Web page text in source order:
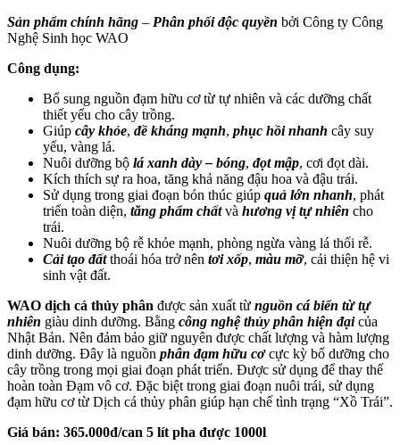
Sản phẩm chính hãng – Phân phối độc quyền bởi Công ty Công
Nghệ Sinh học WAO
Công dụng:
Bổ sung nguồn đạm hữu cơ từ tự nhiên và các dưỡng chất
thiết yếu cho cây trồng.
Giúp cây khỏe, đề kháng mạnh, phục hồi nhanh cây suy
yếu, vàng lá.
Nuôi dưỡng bộ lá xanh dày – bóng, đọt mập, cơi đọt dài.
Kích thích sự ra hoa, tăng khả năng đậu hoa và đậu trái.
Sử dụng trong giai đoạn bón thúc giúp quả lớn nhanh, phát
triển toàn diện, tăng phẩm chấtvà hương vị tự nhiên cho
trái.
Nuôi dưỡng bộ rễ khỏe mạnh, phòng ngừa vàng lá thối rễ.
Cải tạo đấtthoái hóa trở nên tơi xốp, màu mỡ, cải thiện hệ vi
sinh vật đất.
WAO dịch cá thủy phân được sản xuất từ nguồn cá biển từ tự
nhiên giàu dinh dưỡng. Bằng công nghệ thủy phân hiện đạicủa
Nhật Bản. Nên đảm bảo giữ nguyên được chất lượng và hàm lượng
dinh dưỡng. Đây là nguồn phân đạm hữu cơcực kỳ bổ dưỡng cho
cây trồng trong mọi giai đoạn phát triển. Được sử dụng để thay thế
hoàn toàn Đạm vô cơ. Đặc biệt trong giai đoạn nuôi trái, sử dụng
đạm hữu cơ từ Dịch cá thủy phân giúp hạn chế tình trạng “Xồ Trái”.
Giá bán: 365.000đ/can 5 lít pha được 1000l